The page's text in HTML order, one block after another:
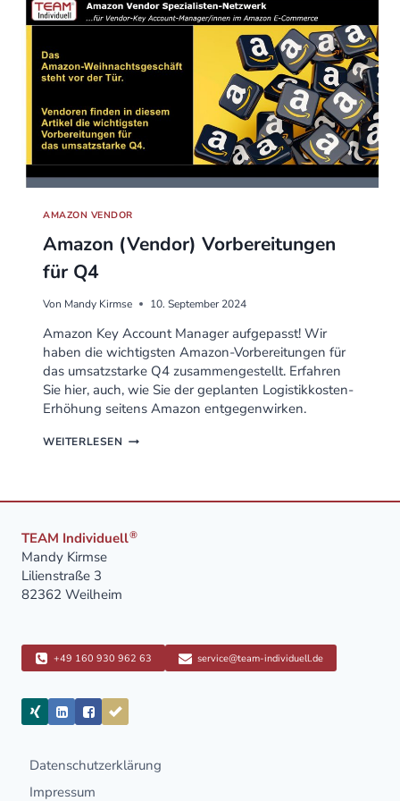
AMAZON VENDOR
Amazon (Vendor) Vorbereitungen
für Q4
Von Mandy Kirmse 10. September 2024
Amazon Key Account Manager aufgepasst! Wir
haben die wichtigsten Amazon-Vorbereitungen für
das umsatzstarke Q4 zusammengestellt. Erfahren
Sie hier, auch, wie Sie der geplanten Logistikkosten-
Erhöhung seitens Amazon entgegenwirken.
WEITERLESEN AMAZON
TEAM Individuell®
Mandy Kirmse
Lilienstraße 3
82362 Weilheim
+49 160 930 962 63 service@team-individuell.de
Datenschutzerklärung
Impressum